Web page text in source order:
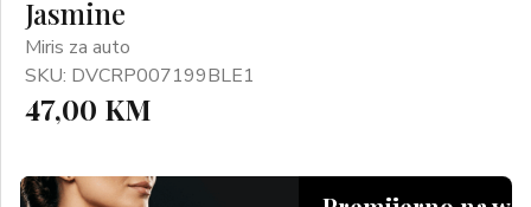
Jasmine
Miris za auto
SKU: DVCRP007199BLE1
47,00 KM